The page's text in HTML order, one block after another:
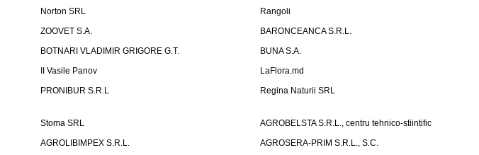
Norton SRL
Rangoli
ZOOVET S.A.
BARONCEANCA S.R.L.
BOTNARI VLADIMIR GRIGORE G.T.
BUNA S.A.
II Vasile Panov
LaFlora.md
PRONIBUR S.R.L
Regina Naturii SRL
Stoma SRL
AGROBELSTA S.R.L., centru tehnico-stiintific
AGROLIBIMPEX S.R.L.
AGROSERA-PRIM S.R.L., S.C.